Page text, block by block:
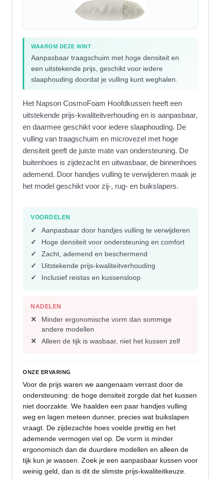
WAAROM DEZE WINT
Aanpasbaar traagschuim met hoge densiteit en
een uitstekende prijs, geschikt voor iedere
slaaphouding doordat je vulling kunt weghalen.
Het Napson CosmoFoam Hoofdkussen heeft een
uitstekende prijs-kwaliteitverhouding en is aanpasbaar,
en daarmee geschikt voor iedere slaaphouding. De
vulling van traagschuim en microvezel met hoge
densiteit geeft de juiste mate van ondersteuning. De
buitenhoes is zijdezacht en uitwasbaar, de binnenhoes
ademend. Door handjes vulling te verwijderen maak je
het model geschikt voor zij-, rug- en buikslapers.
VOORDELEN
Aanpasbaar door handjes vulling te verwijderen
Hoge densiteit voor ondersteuning en comfort
Zacht, ademend en beschermend
Uitstekende prijs-kwaliteitverhouding
Inclusief reistas en kussensloop
NADELEN
Minder ergonomische vorm dan sommige
andere modellen
Alleen de tijk is wasbaar, niet het kussen zelf
ONZE ERVARING
Voor de prijs waren we aangenaam verrast door de
ondersteuning: de hoge densiteit zorgde dat het kussen
niet doorzakte. We haalden een paar handjes vulling
weg en lagen meteen dunner, precies wat buikslapen
vraagt. De zijdezachte hoes voelde prettig en het
ademende vermogen viel op. De vorm is minder
ergonomisch dan de duurdere modellen en alleen de
tijk kun je wassen. Zoek je een aanpasbaar kussen voor
weinig geld, dan is dit de slimste prijs-kwaliteitkeuze.